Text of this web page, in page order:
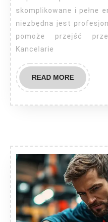
skomplikowane i pełne
niezbędna jest
pomoże przejść
Kancelarie
READ MOREREAD
MORE